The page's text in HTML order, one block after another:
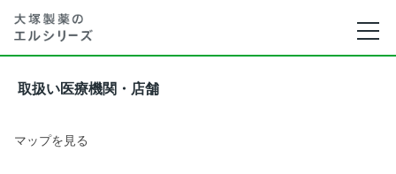
取扱い医療機関・店舗
マップを見る